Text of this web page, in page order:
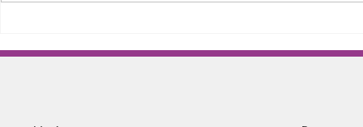
apare, cum il recunosti si
Schroth in